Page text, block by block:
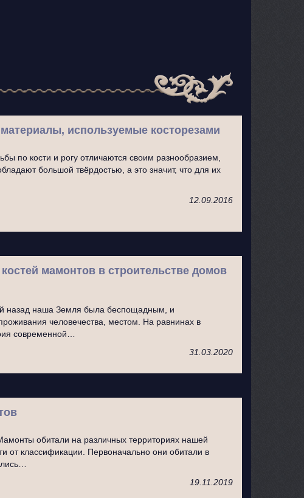
используемые косторезами
по кости и рогу отличаются своим разнообразием,
большой твёрдостью, а это значит, что для их
12.09.2016
мамонтов в строительстве домов
назад наша Земля была беспощадным, и
человечества, местом. На равнинах в
современной…
31.03.2020
обитали на различных территориях нашей
от классификации. Первоначально они обитали в
19.11.2019